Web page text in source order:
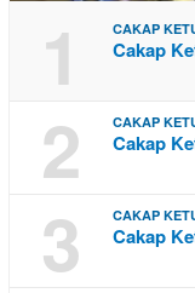
1 CAKAP
Cakap
2 CAKAP
Cakap
3 CAKAP
Cakap